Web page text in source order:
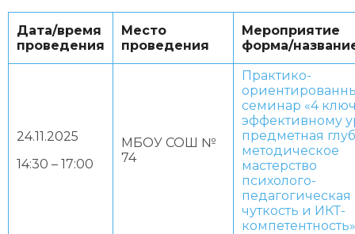
Дата/время
проведения
Место
проведения
Мероприятие
форма/
24.11.2025
14:30 – 17:00
МБОУ СОШ №
74
Практико-
семинар «4
эффективному
предметная
методическое
мастерство
психолого-
педагогическая
чуткость и ИКТ-
компетентность»